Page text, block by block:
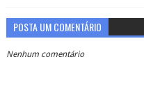
POSTA UM COMENTÁRIO
Nenhum comentário